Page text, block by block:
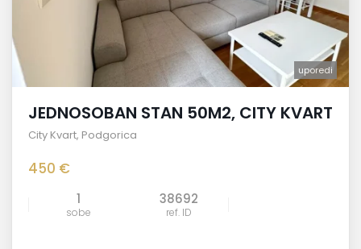
uporedi
JEDNOSOBAN STAN 50M2, CITY KVART
City Kvart, Podgorica
450 €
1
sobe
38692
ref. ID